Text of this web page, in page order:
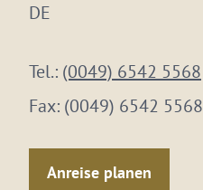
DE
Tel.: (0049) 6542 5568
Fax: (0049) 6542 5568
Anreise planen